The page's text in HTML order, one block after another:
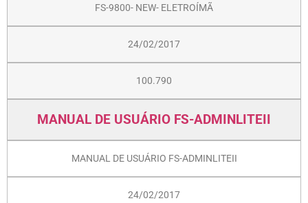
FS-9800- NEW- ELETROÍMÃ
24/02/2017
100.790
MANUAL DE USUÁRIO FS-ADMINLITEII
MANUAL DE USUÁRIO FS-ADMINLITEII
24/02/2017